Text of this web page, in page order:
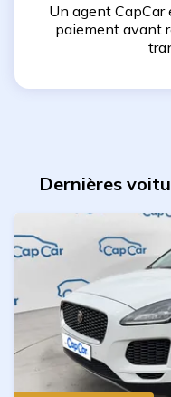
Un agent
paiement avant
Dernières